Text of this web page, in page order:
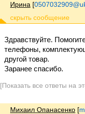
Ирина [
Здравствуйте.
телефоны,
другой товар.
Заранее спасибо.
[Показать все ответы на
Михаил Опанасенко [